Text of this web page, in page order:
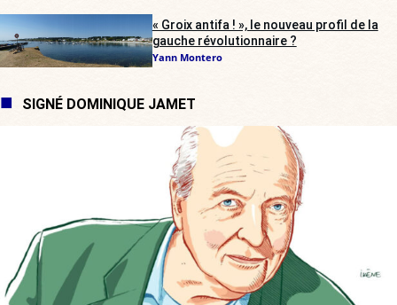
« Groix antifa ! », le nouveau profil de la
gauche révolutionnaire ?
Yann Montero
SIGNÉ DOMINIQUE JAMET